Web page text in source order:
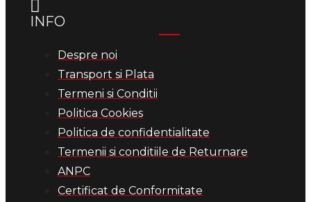
INFO
Despre noi
Transport si Plata
Termeni si Conditii
Politica Cookies
Politica de confidentialitate
Termenii si conditiile de Returnare
ANPC
Certificat de Conformitate